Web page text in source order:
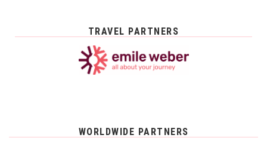
TRAVEL PARTNERS
WORLDWIDE PARTNERS